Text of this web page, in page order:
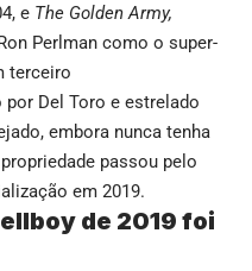
e The Golden Army,
Perlman como o super-
terceiro
por Del Toro e estrelado
embora nunca tenha
passou pelo
em 2019.
de 2019 foi